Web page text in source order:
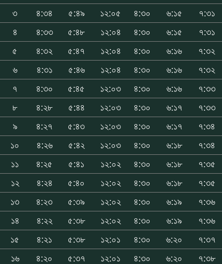
৩
৪:৩৪ ৫:৪৯ ১২:০৫ ৪:৩০ ৬:১৫
৭:৩১
৪
৪:৩৩ ৫:৪৮ ১২:০৪ ৪:৩০ ৬:১৫
৭:৩১
৫
৪:৩২ ৫:৪৭ ১২:০৪ ৪:৩০ ৬:১৬
৭:৩২
৬
৪:৩১ ৫:৪৬ ১২:০৪ ৪:৩০ ৬:১৬
৭:৩২
৭
৪:৩০ ৫:৪৫ ১২:০৩ ৪:৩০ ৬:১৬
৭:৩৩
৮
৪:২৮ ৫:৪৪ ১২:০৩ ৪:৩০ ৬:১৭
৭:৩৩
৯
৪:২৭ ৫:৪৩ ১২:০৩ ৪:৩০ ৬:১৭
৭:৩৪
১০
৪:২৬ ৫:৪২ ১২:০৩ ৪:৩০ ৬:১৮
৭:৩৪
১১
৪:২৫ ৫:৪১ ১২:০২ ৪:৩০ ৬:১৮
৭:৩৫
১২
৪:২৪ ৫:৪০ ১২:০২ ৪:৩০ ৬:১৮
৭:৩৫
১৩
৪:২৩ ৫:৩৯ ১২:০২ ৪:৩০ ৬:১৯
৭:৩৬
১৪
৪:২২ ৫:৩৮ ১২:০২ ৪:৩০ ৬:১৯
৭:৩৬
১৫
৪:২১ ৫:৩৮ ১২:০১ ৪:৩০ ৬:২০
৭:৩৭
১৬
৪:২০ ৫:৩৭ ১২:০১ ৪:৩০ ৬:২০
৭:৩৮